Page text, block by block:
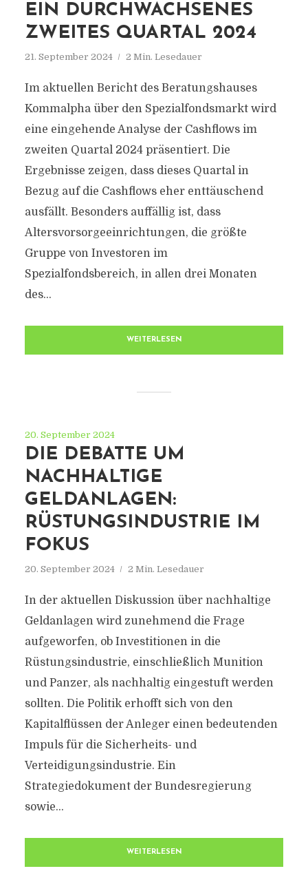
EIN DURCHWACHSENES
ZWEITES QUARTAL 2024
21. September 2024 2 Min. Lesedauer
Im aktuellen Bericht des Beratungshauses
Kommalpha über den Spezialfondsmarkt wird
eine eingehende Analyse der Cashflows im
zweiten Quartal 2024 präsentiert. Die
Ergebnisse zeigen, dass dieses Quartal in
Bezug auf die Cashflows eher enttäuschend
ausfällt. Besonders auffällig ist, dass
Altersvorsorgeeinrichtungen, die größte
Gruppe von Investoren im
Spezialfondsbereich, in allen drei Monaten
des...
WEITERLESEN
20. September 2024
DIE DEBATTE UM
NACHHALTIGE
GELDANLAGEN:
RÜSTUNGSINDUSTRIE IM
FOKUS
20. September 2024 2 Min. Lesedauer
In der aktuellen Diskussion über nachhaltige
Geldanlagen wird zunehmend die Frage
aufgeworfen, ob Investitionen in die
Rüstungsindustrie, einschließlich Munition
und Panzer, als nachhaltig eingestuft werden
sollten. Die Politik erhofft sich von den
Kapitalflüssen der Anleger einen bedeutenden
Impuls für die Sicherheits- und
Verteidigungsindustrie. Ein
Strategiedokument der Bundesregierung
sowie...
WEITERLESEN